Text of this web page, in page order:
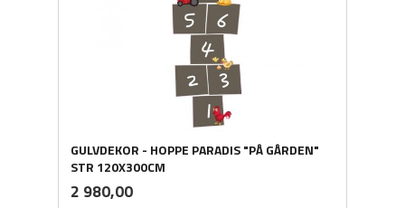
GULVDEKOR - HOPPE PARADIS "PÅ GÅRDEN"
STR 120X300CM
Pris
2 980,00mva.